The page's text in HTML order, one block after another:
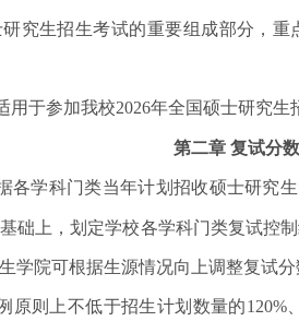
究生招生考试的重要组成部分，
用于参加我校2026年全国硕士研究生
第二章 复试分
各学科门类当年计划招收硕士研究
础上，划定学校各学科门类复试控
学院可根据生源情况向上调整复试分
原则上不低于招生计划数量的120%